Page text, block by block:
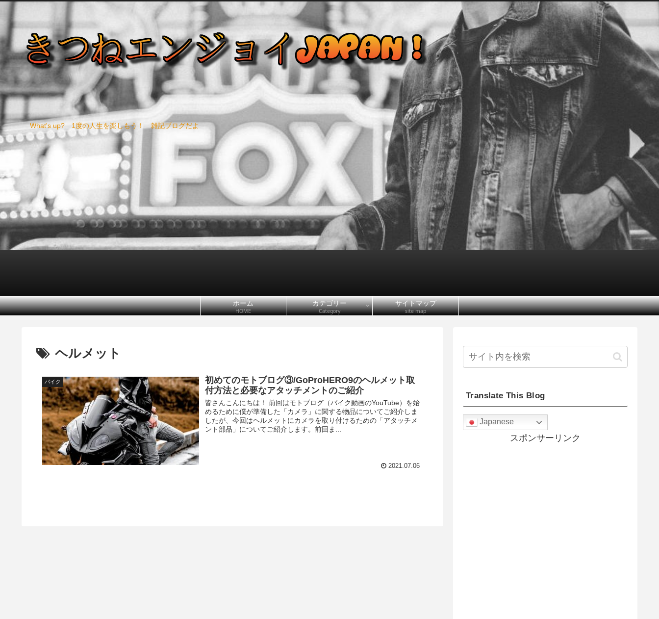
What's up? 1度の人生を楽しもう！ 雑記ブログだよ
ホーム
HOME
カテゴリー
Category
サイトマップ
site map
ヘルメット
バイク
初めてのモトブログ③/GoProHERO9のヘルメット取
付方法と必要なアタッチメントのご紹介
皆さんこんにちは！ 前回はモトブログ（バイク動画のYouTube）を始
めるために僕が準備した「カメラ」に関する物品についてご紹介しま
したが、今回はヘルメットにカメラを取り付けるための「アタッチメ
ント部品」についてご紹介します。前回ま...
2021.07.06
Translate This Blog
Japanese
スポンサーリンク